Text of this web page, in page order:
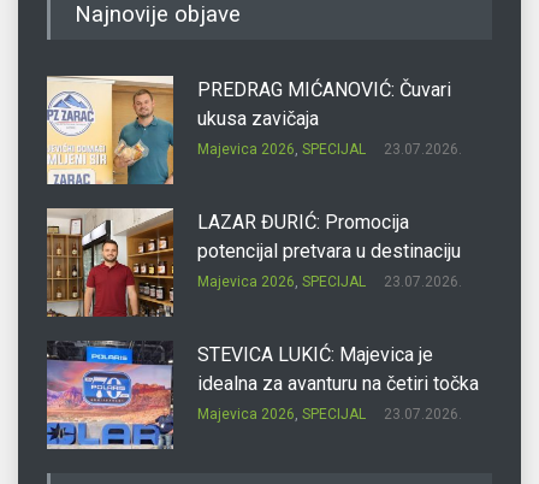
Najnovije objave
PREDRAG MIĆANOVIĆ: Čuvari
ukusa zavičaja
Majevica 2026, SPECIJAL 23.07.2026.
LAZAR ĐURIĆ: Promocija
potencijal pretvara u destinaciju
Majevica 2026, SPECIJAL 23.07.2026.
STEVICA LUKIĆ: Majevica je
idealna za avanturu na četiri točka
Majevica 2026, SPECIJAL 23.07.2026.